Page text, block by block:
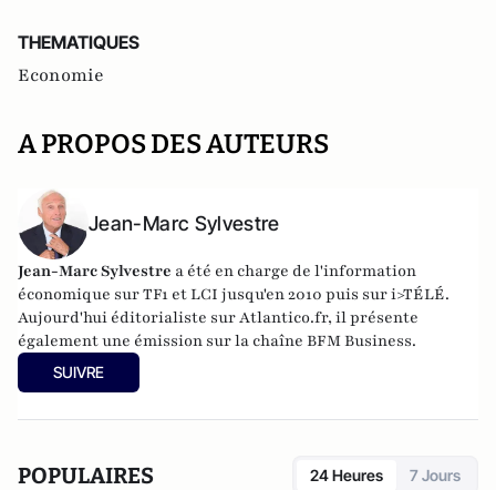
THEMATIQUES
Economie
A PROPOS DES AUTEURS
Jean-Marc Sylvestre
Jean-Marc Sylvestre a été en charge de l'information
économique sur TF1 et LCI jusqu'en 2010 puis sur i>TÉLÉ.
Aujourd'hui éditorialiste sur Atlantico.fr, il présente
également une émission sur la chaîne BFM Business.
SUIVRE
POPULAIRES 24 Heures 7 Jours